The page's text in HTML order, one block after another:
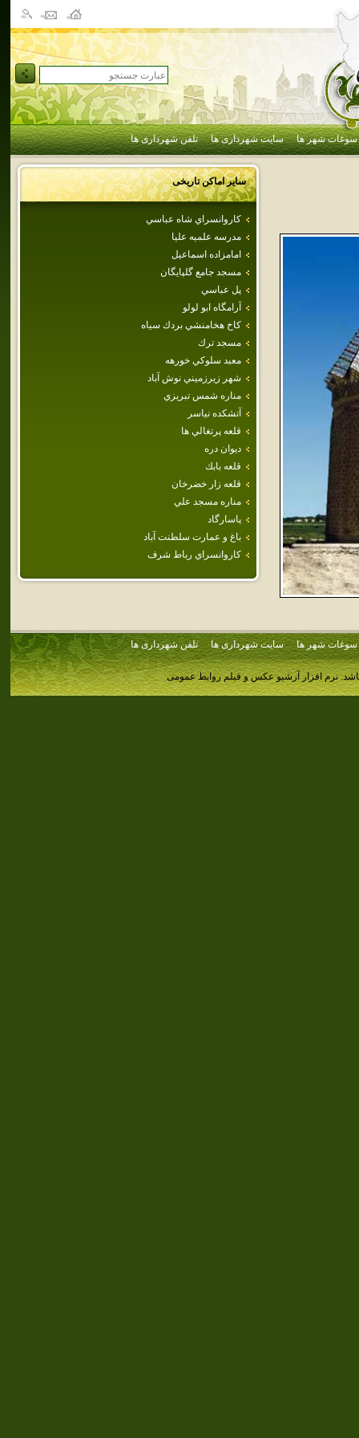
سوغات شهر ها سایت شهرداری ها تلفن شهرداری ها
سایر اماکن تاریخی
كاروانسراي شاه عباسي
مدرسه علميه عليا
امامزاده اسماعيل
مسجد جامع گلپايگان
پل عباسي
آرامگاه ابو لولو
كاخ هخامنشي بردك سياه
مسجد ترك
معبد سلوكي‌ خورهه‌
شهر زيرزميني نوش آباد
مناره شمس تبريزي
آتشكده نياسر
قلعه پرتغالي ها
ديوان دره
قلعه بابك
قلعه‌ زار خضرخان‌
مناره‌ مسجد علي‌
پاسارگاد
باغ و عمارت سلطنت آباد
كاروانسراي رباط شرف
سوغات شهر ها سایت شهرداری ها تلفن شهرداری ها
نرم افزار آرشیو عکس و فیلم روابط عمومی